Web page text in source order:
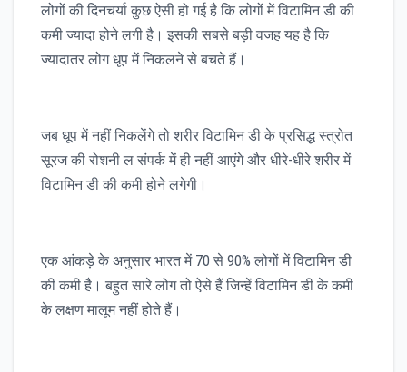
लोगों की दिनचर्या कुछ ऐसी हो गई है कि लोगों में विटामिन डी की
कमी ज्यादा होने लगी है। इसकी सबसे बड़ी वजह यह है कि
ज्यादातर लोग धूप में निकलने से बचते हैं।
जब धूप में नहीं निकलेंगे तो शरीर विटामिन डी के प्रसिद्ध स्त्रोत
सूरज की रोशनी ल संपर्क में ही नहीं आएंगे और धीरे-धीरे शरीर में
विटामिन डी की कमी होने लगेगी।
एक आंकड़े के अनुसार भारत में 70 से 90% लोगों में विटामिन डी
की कमी है। बहुत सारे लोग तो ऐसे हैं जिन्हें विटामिन डी के कमी
के लक्षण मालूम नहीं होते हैं।